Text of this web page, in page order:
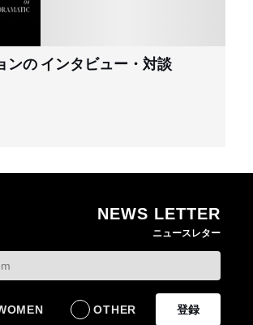
ンの インタビュー・対談
NEWS LETTER
ニュースレター
OTHER 登録